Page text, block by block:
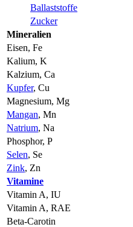
Ballaststoffe
Zucker
Mineralien
Eisen, Fe
Kalium, K
Kalzium, Ca
Kupfer, Cu
Magnesium, Mg
Mangan, Mn
Natrium, Na
Phosphor, P
Selen, Se
Zink, Zn
Vitamine
Vitamin A, IU
Vitamin A, RAE
Beta-Carotin